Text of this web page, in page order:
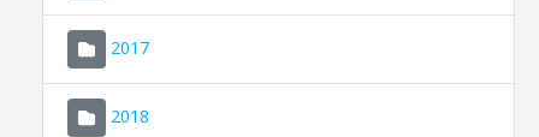
2017
2018